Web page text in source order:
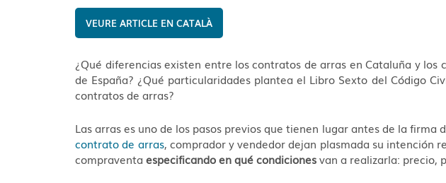
CATALÀ
¿Qué diferencias existen entre los contratos de arras en Cataluña y los
de España? ¿Qué particularidades plantea el Libro Sexto del Código
contratos de arras?
Las arras es uno de los pasos previos que tienen lugar antes de la firma
contrato de arras, comprador y vendedor dejan plasmada su intención
compraventaespecificando en qué condicionesvan a realizarla: precio,